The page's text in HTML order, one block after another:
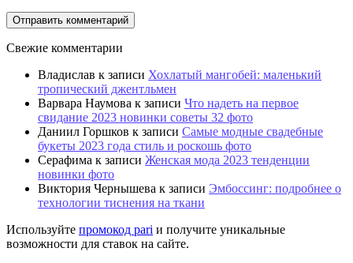
Свежие комментарии
Владислав к записи Хохлатый мангобей: маленький
тропический джентльмен
Варвара Наумова к записи Что надеть на первое
свидание 2023 новинки советы 32 фото
Даниил Горшков к записи Самые модные свадебные
букеты 2023 года стиль и роскошь фото
Серафима к записи Женская мода 2023 тенденции
новинки фото
Виктория Чернышева к записи Эмбоссинг: подробнее о
технологии тиснения на ткани
Используйте промокод pari и получите уникальные
возможности для ставок на сайте.